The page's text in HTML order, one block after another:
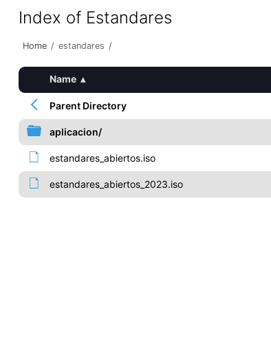
Index of Estandares
Home / estandares /
Name ▴
Parent Directory
aplicacion/
estandares_abiertos.iso
estandares_abiertos_2023.iso